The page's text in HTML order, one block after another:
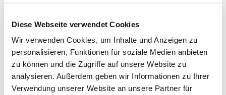
Diese Webseite verwendet Cookies
Wir verwenden Cookies, um Inhalte und Anzeigen zu
personalisieren, Funktionen für soziale Medien anbieten
zu können und die Zugriffe auf unsere Website zu
analysieren. Außerdem geben wir Informationen zu Ihrer
Verwendung unserer Website an unsere Partner für